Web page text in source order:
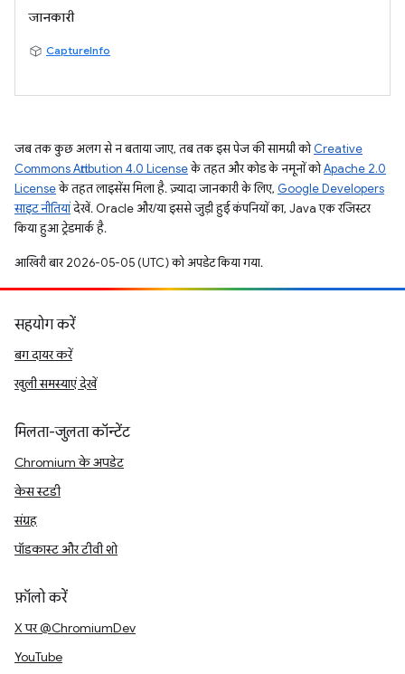
जानकारी
CaptureInfo
जब तक कुछ अलग से न बताया जाए, तब तक इस पेज की सामग्री कोCreative
Commons Attribution 4.0 Licenseके तहत और कोड के नमूनों कोApache 2.0
Licenseके तहत लाइसेंस मिला है. ज़्यादा जानकारी के लिए, Google Developers
साइट नीतियांदेखें. Oracle और/या इससे जुड़ी हुई कंपनियों का, Java एक रजिस्टर
किया हुआ ट्रेडमार्क है.
आखिरी बार 2026-05-05 (UTC) को अपडेट किया गया.
सहयोग करें
बग दायर करें
खुली समस्याएं देखें
मिलता-जुलता कॉन्टेंट
Chromium के अपडेट
केस स्टडी
संग्रह
पॉडकास्ट और टीवी शो
फ़ॉलो करें
X पर @ChromiumDev
YouTube